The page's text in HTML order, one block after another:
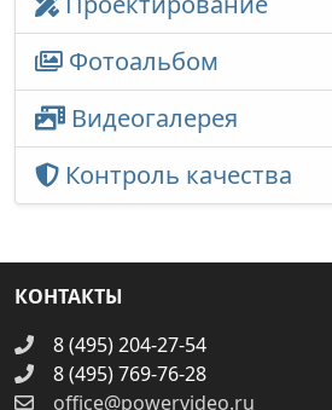
Фотоальбом
Видеогалерея
Контроль качества
КОНТАКТЫ
8 (495) 204-27-54
8 (495) 769-76-28
office@powervideo.ru